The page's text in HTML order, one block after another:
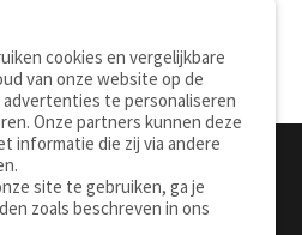
Over deze site
cookies en vergelijkbare
van onze website op de
te personaliseren
Onze partners kunnen deze
informatie die zij via andere
site te gebruiken, ga je
zoals beschreven in ons